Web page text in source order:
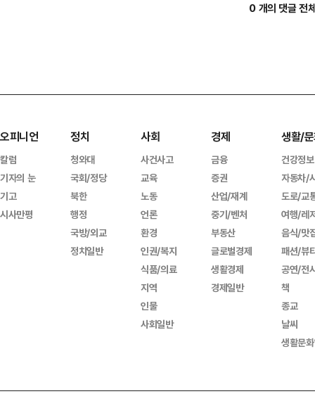
0 개의 댓글 전
오피니언
칼럼
기자의 눈
기고
시사만평
정치
청와대
국회/정당
북한
행정
국방/외교
정치일반
사회
사건사고
교육
노동
언론
환경
인권/복지
식품/의료
지역
인물
사회일반
경제
금융
증권
산업/재계
중기/벤처
부동산
글로벌경제
생활경제
경제일반
생활/
건강정보
자동차/
도로/교
여행/레
음식/맛
패션/뷰
공연/전
책
종교
날씨
생활문